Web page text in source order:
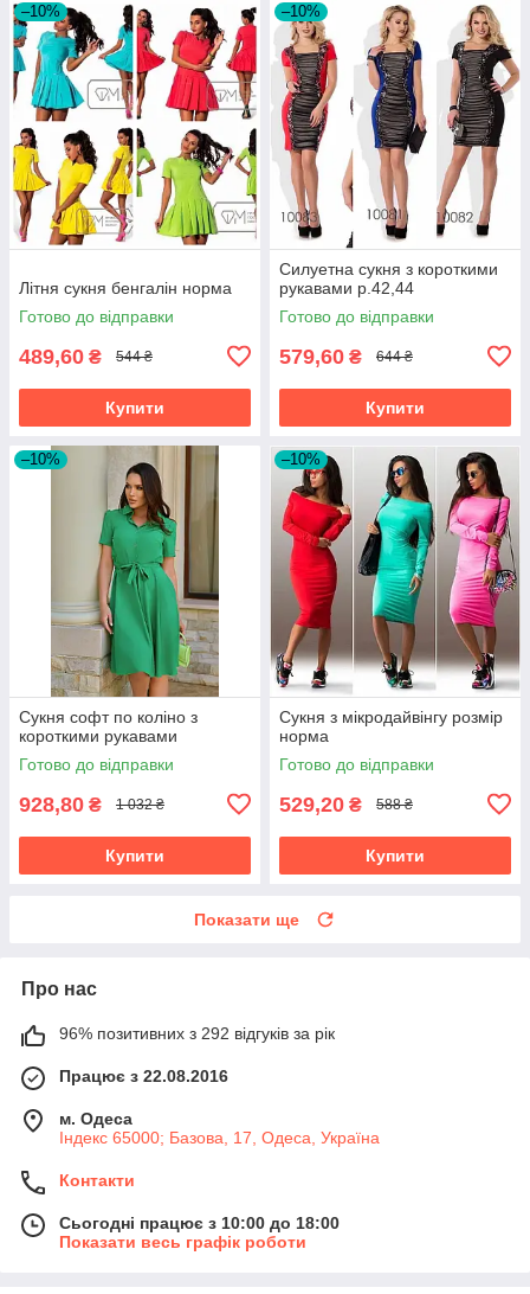
–10%
Літня сукня бенгалін норма
Готово до відправки
489,60 ₴ 544 ₴
Купити
–10%
Силуетна сукня з короткими
рукавами р.42,44
Готово до відправки
579,60 ₴ 644 ₴
Купити
–10%
Сукня софт по коліно з
короткими рукавами
Готово до відправки
928,80 ₴ 1 032 ₴
Купити
–10%
Сукня з мікродайвінгу розмір
норма
Готово до відправки
529,20 ₴ 588 ₴
Купити
Показати ще
Про нас
96% позитивних з 292 відгуків за рік
Працює з 22.08.2016
м. Одеса
Індекс 65000; Базова, 17, Одеса, Україна
Контакти
Сьогодні працює з 10:00 до 18:00
Показати весь графік роботи